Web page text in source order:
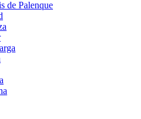
de Palenque